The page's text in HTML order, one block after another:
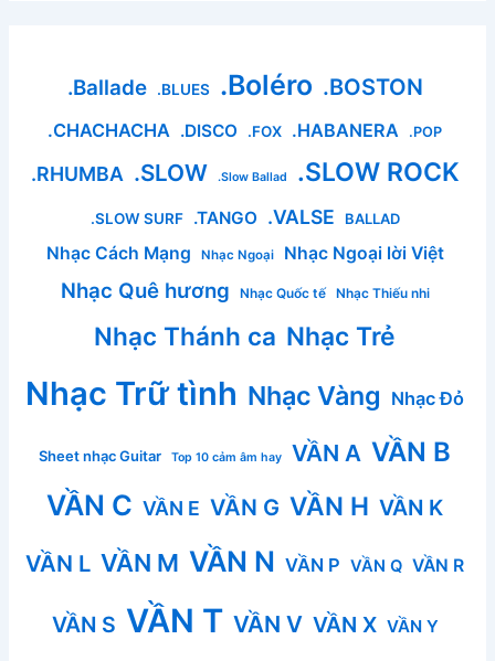
.Ballade .BLUES .Boléro .BOSTON
.CHACHACHA .DISCO .FOX .HABANERA .POP
.RHUMBA .SLOW .Slow Ballad .SLOW ROCK
.SLOW SURF .TANGO .VALSE BALLAD
Nhạc Cách Mạng Nhạc Ngoại Nhạc Ngoại lời Việt
Nhạc Quê hương Nhạc Quốc tế Nhạc Thiếu nhi
Nhạc Thánh ca Nhạc Trẻ
Nhạc Trữ tình Nhạc Vàng Nhạc Đỏ
Sheet nhạc Guitar Top 10 cảm âm hay VẦN A VẦN B
VẦN C VẦN E VẦN G VẦN H VẦN K
VẦN L VẦN M VẦN N VẦN P VẦN Q VẦN R
VẦN S VẦN T VẦN V VẦN X VẦN Y